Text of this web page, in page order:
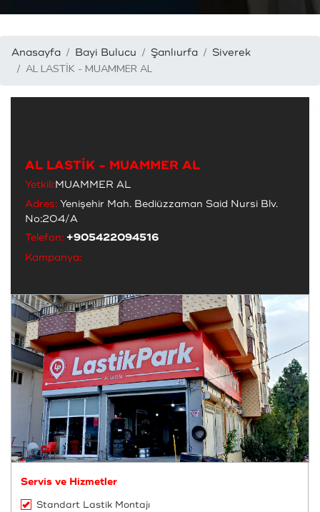
Anasayfa Bayi Bulucu Şanlıurfa Siverek
AL LASTİK - MUAMMER AL
AL LASTİK - MUAMMER AL
Yetkili:MUAMMER AL
Adres: Yenişehir Mah. Bediüzzaman Said Nursi Blv.
No:204/A
Telefon: +905422094516
Kampanya:
Servis ve Hizmetler
Standart Lastik Montajı